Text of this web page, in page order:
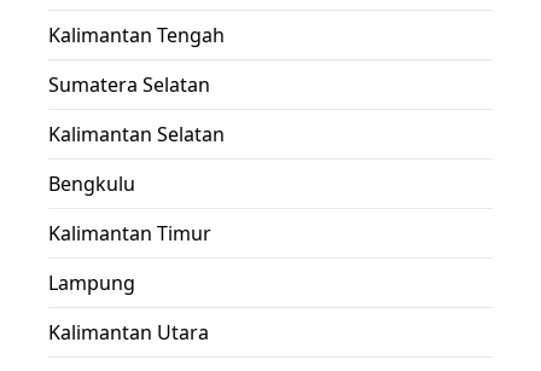
Kalimantan Tengah
Sumatera Selatan
Kalimantan Selatan
Bengkulu
Kalimantan Timur
Lampung
Kalimantan Utara